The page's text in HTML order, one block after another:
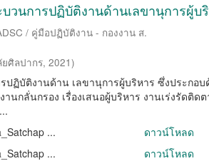
วนการปฏิบัติงานด้านเลขานุการผู้บ
/ คู่มือปฏิบัติงาน - กองงาน ส.
ศิลปากร, 2021)
ปฏิบัติงานด้าน เลขานุการผู้บริหาร ซึ่งประกอ
นกลั่นกรอง เรื่องเสนอผู้บริหาร งานเร่งรัดติด
...
ดาวน์โหลด
... ดาวน์โหลด